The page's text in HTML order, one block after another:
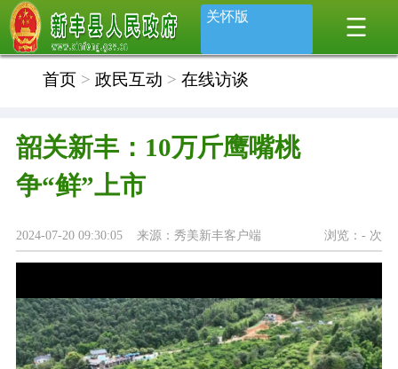
关怀版
首页> 政民互动 > 在线访谈
韶关新丰：10万斤鹰嘴桃
争“鲜”上市
浏览：- 次
2024-07-20 09:30:05 来源：秀美新丰客户端